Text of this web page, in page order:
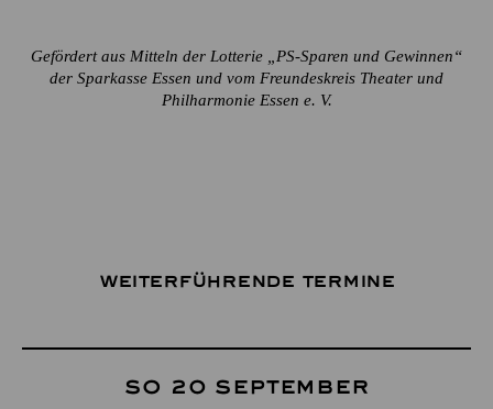
Gefördert aus Mitteln der Lotterie „PS-Sparen und Gewinnen“
der Sparkasse Essen und vom Freundeskreis Theater und
Philharmonie Essen e. V.
Weiterführende Termine
So 20 September